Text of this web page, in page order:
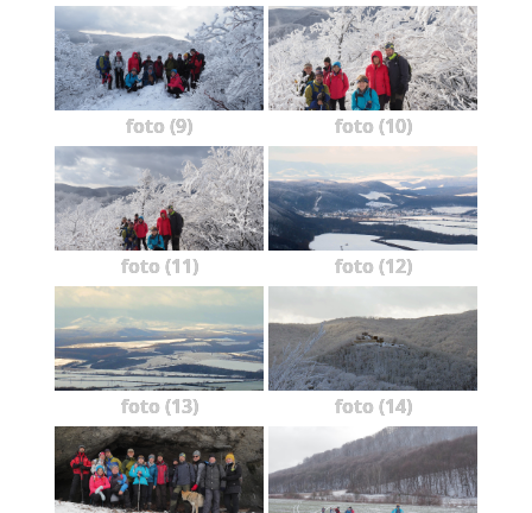
foto (9) foto (10)
foto (11) foto (12)
foto (13) foto (14)